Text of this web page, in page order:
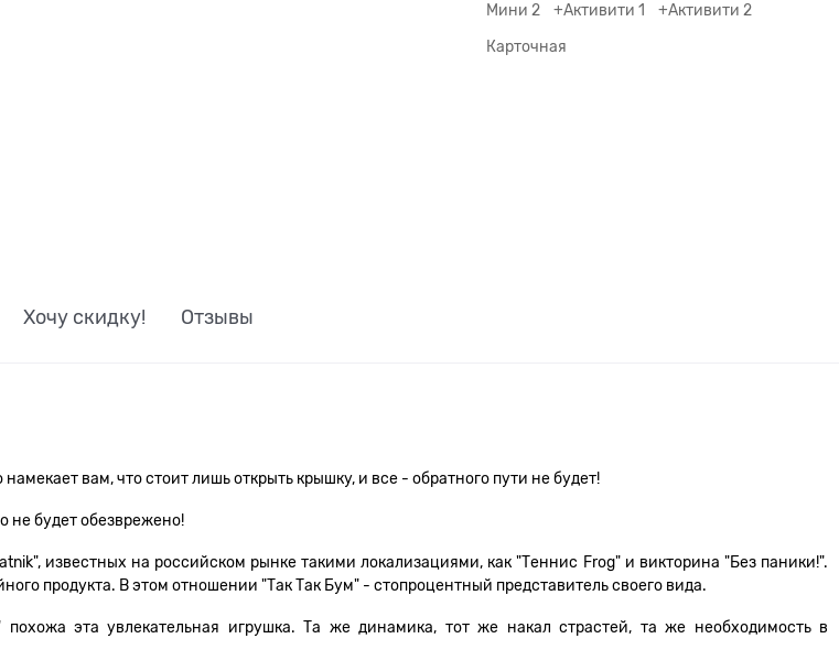
Мини 2 +Активити 1 +Активити 2
Карточная
Хочу скидку! Отзывы
вам, что стоит лишь открыть крышку, и все - обратного пути не будет!
не будет обезврежено!
известных на российском рынке такими локализациями, как "Теннис Frog" и викторина "Без паники!".
продукта. В этом отношении "Так Так Бум" - стопроцентный представитель своего вида.
эта увлекательная игрушка. Та же динамика, тот же накал страстей, та же необходимость в